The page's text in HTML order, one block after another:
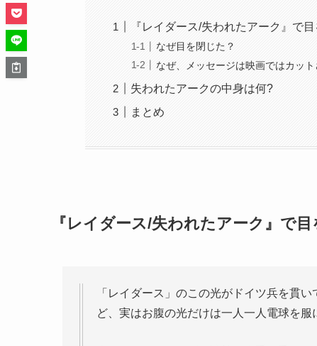
『レイダース/失われたアーク』で
なぜ目を閉じた？
なぜ、メッセージは映画ではカッ
失われたアークの中身は何?
まとめ
『レイダース/失われたアーク』で
「レイダース」のこの光がドイツ兵を貫
ど、実はお腹の光だけは一人一人電球を